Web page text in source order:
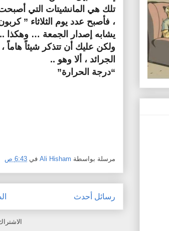
تلك هي المانشيتات التي
، فأصبح عدد يوم الثلاثاء ”
يشابه إصدار الجمعة … وهكذا ..
ولكن عليك أن تتذكر شيئاً
الجرائد ، ألا وهو ..
“درجة الحرارة”
مرسلة بواسطة Ali Hisham في 6:43 ص
رسائل أحدث